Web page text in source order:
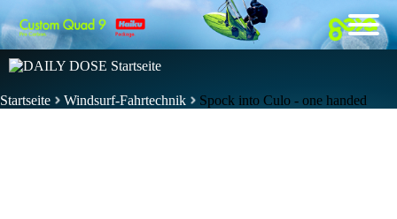
Startseite Windsurf-Fahrtechnik Spock into Culo - one handed